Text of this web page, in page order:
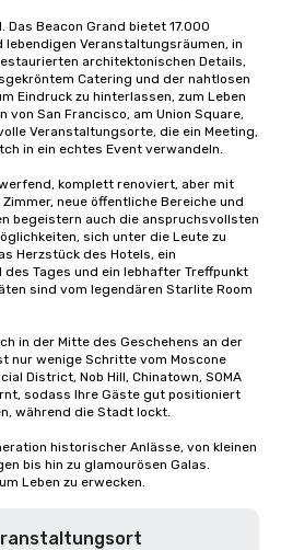
Beacon Grand bietet 17.000
lebendigen Veranstaltungsräumen, in
architektonischen Details,
Catering und der nahtlosen
Eindruck zu hinterlassen, zum Leben
von San Francisco, am Union Square,
Veranstaltungsorte, die ein Meeting,
in ein echtes Event verwandeln.
komplett renoviert, aber mit
neue öffentliche Bereiche und
begeistern auch die anspruchsvollsten
sich unter die Leute zu
Herzstück des Hotels, ein
Tages und ein lebhafter Treffpunkt
sind vom legendären Starlite Room
in der Mitte des Geschehens an der
nur wenige Schritte vom Moscone
District, Nob Hill, Chinatown, SOMA
sodass Ihre Gäste gut positioniert
während die Stadt lockt.
historischer Anlässe, von kleinen
bis hin zu glamourösen Galas.
Leben zu erwecken.